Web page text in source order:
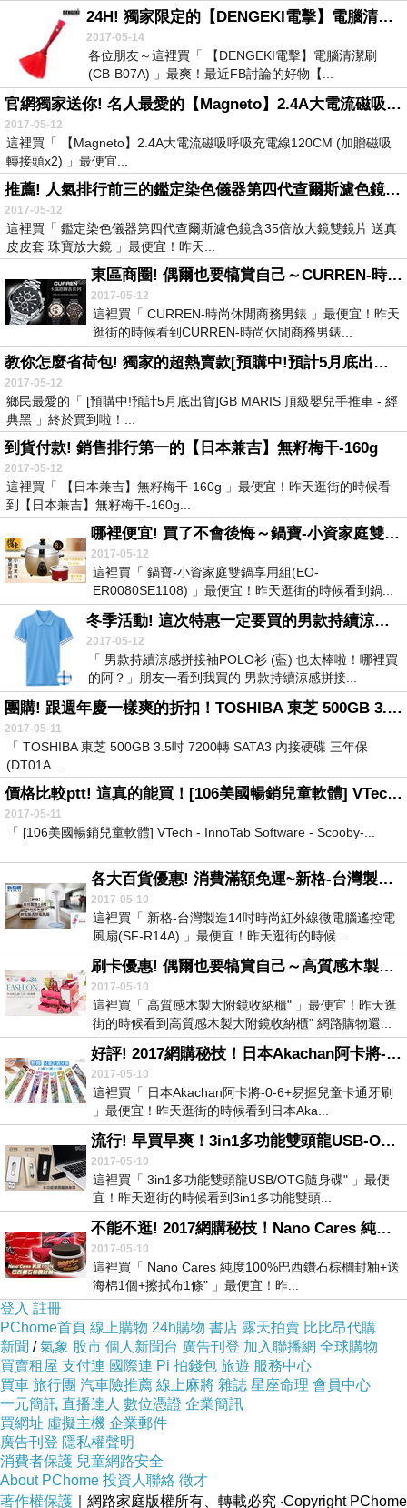
24H! 獨家限定的【DENGEKI電擊】電腦清潔刷(CB-B07A)廠商感恩回饋
2017-05-14
各位朋友～這裡買「 【DENGEKI電擊】電腦清潔刷
(CB-B07A) 」最爽！最近FB討論的好物【...
官網獨家送你! 名人最愛的【Magneto】2.4A大電流磁吸呼吸充電線120CM (加贈磁吸轉接頭x2)
2017-05-12
這裡買「 【Magneto】2.4A大電流磁吸呼吸充電線120CM (加贈磁吸
轉接頭x2) 」最便宜...
推薦! 人氣排行前三的鑑定染色儀器第四代查爾斯濾色鏡含35倍放大鏡雙鏡片 送真皮皮套 珠寶放大鏡
2017-05-12
這裡買「 鑑定染色儀器第四代查爾斯濾色鏡含35倍放大鏡雙鏡片 送真
皮皮套 珠寶放大鏡 」最便宜！昨天...
東區商圈! 偶爾也要犒賞自己～CURREN-時尚休閒商務男錶
2017-05-12
這裡買「 CURREN-時尚休閒商務男錶 」最便宜！昨天
逛街的時候看到CURREN-時尚休閒商務男錶...
教你怎麼省荷包! 獨家的超熱賣款[預購中!預計5月底出貨]GB MARIS 頂級嬰兒手推車 - 經典黑
2017-05-12
鄉民最愛的「 [預購中!預計5月底出貨]GB MARIS 頂級嬰兒手推車 - 經
典黑 」終於買到啦！...
到貨付款! 銷售排行第一的【日本兼吉】無籽梅干-160g
2017-05-12
這裡買「 【日本兼吉】無籽梅干-160g 」最便宜！昨天逛街的時候看
到【日本兼吉】無籽梅干-160g...
哪裡便宜! 買了不會後悔～鍋寶-小資家庭雙鍋享用組(EO-ER0080SE1108)
2017-05-12
這裡買「 鍋寶-小資家庭雙鍋享用組(EO-
ER0080SE1108) 」最便宜！昨天逛街的時候看到鍋...
冬季活動! 這次特惠一定要買的男款持續涼感拼接袖POLO衫 (藍)
2017-05-12
「 男款持續涼感拼接袖POLO衫 (藍) 也太棒啦！哪裡買
的阿？」朋友一看到我買的 男款持續涼感拼接...
團購! 跟週年慶一樣爽的折扣！TOSHIBA 東芝 500GB 3.5吋 7200轉 SATA3 內接硬碟 三年保(DT01ACA050) 【首購滿$699 送 100 點(1點...
2017-05-11
「 TOSHIBA 東芝 500GB 3.5吋 7200轉 SATA3 內接硬碟 三年保
(DT01A...
價格比較ptt! 這真的能買！[106美國暢銷兒童軟體] VTech - InnoTab Software - Scooby-Doo
2017-05-11
「 [106美國暢銷兒童軟體] VTech - InnoTab Software - Scooby-...
各大百貨優惠! 消費滿額免運~新格-台灣製造14吋時尚紅外線微電腦遙控電風扇(SF-R14A)
2017-05-10
這裡買「 新格-台灣製造14吋時尚紅外線微電腦遙控電
風扇(SF-R14A) 」最便宜！昨天逛街的時候...
刷卡優惠! 偶爾也要犒賞自己～高質感木製大附鏡收納櫃-
2017-05-10
這裡買「 高質感木製大附鏡收納櫃" 」最便宜！昨天逛
街的時候看到高質感木製大附鏡收納櫃" 網路購物還...
好評! 2017網購秘技！日本Akachan阿卡將-0-6+易握兒童卡通牙刷
2017-05-10
這裡買「 日本Akachan阿卡將-0-6+易握兒童卡通牙刷
」最便宜！昨天逛街的時候看到日本Aka...
流行! 早買早爽！3in1多功能雙頭龍USB-OTG隨身碟-
2017-05-10
這裡買「 3in1多功能雙頭龍USB/OTG隨身碟" 」最便
宜！昨天逛街的時候看到3in1多功能雙頭...
不能不逛! 2017網購秘技！Nano Cares 純度100%巴西鑽石棕櫚封釉+送海棉1個+擦拭布1條-
2017-05-10
這裡買「 Nano Cares 純度100%巴西鑽石棕櫚封釉+送
海棉1個+擦拭布1條" 」最便宜！昨...
登入 註冊
PChome首頁 線上購物 24h購物 書店 露天拍賣 比比昂代購
新聞 /氣象 股市 個人新聞台 廣告刊登 加入聯播網 全球購物
買賣租屋 支付連 國際連 Pi 拍錢包 旅遊 服務中心
買車 旅行團 汽車險推薦 線上麻將 雜誌 星座命理 會員中心
一元簡訊 直播達人 數位憑證 企業簡訊
買網址 虛擬主機 企業郵件
廣告刊登 隱私權聲明
消費者保護 兒童網路安全
About PChome 投資人聯絡 徵才
著作權保護 ｜網路家庭版權所有、轉載必究 ‧Copyright PChome